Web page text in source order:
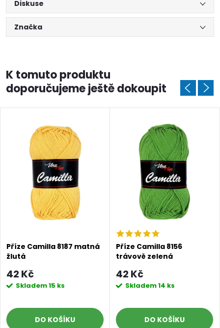
Diskuse
Značka
K tomuto produktu
doporučujeme ještě dokoupit
Příze Camilla 8187 matná
žlutá
42 Kč
Skladem15 ks
DO KOŠÍKU
Příze Camilla 8156
trávově zelená
42 Kč
Skladem14 ks
DO KOŠÍKU